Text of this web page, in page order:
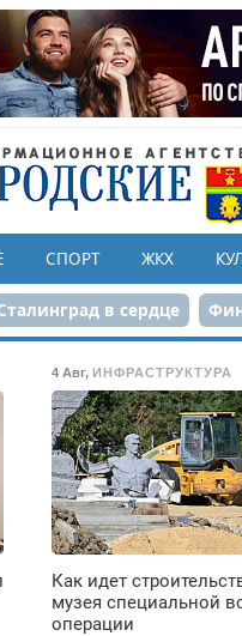
СПОРТ ЖКХ
в сердце
80-летие Победы
4 Авг, ИНФРАСТРУКТУРА
Как идет
музея специальной
операции